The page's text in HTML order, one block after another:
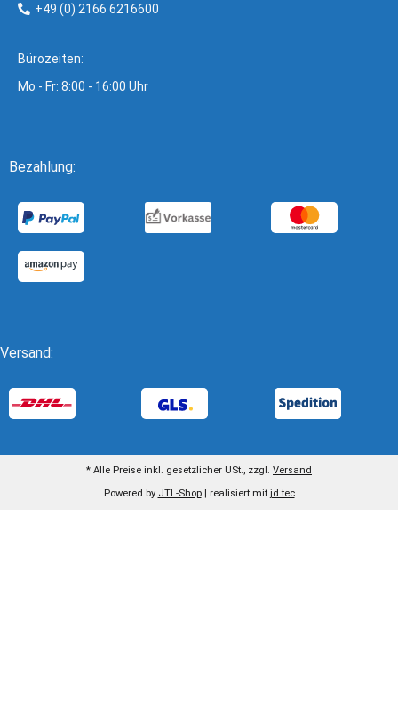
+49 (0) 2166 6216600
Bürozeiten:
Mo - Fr: 8:00 - 16:00 Uhr
Bezahlung:
Versand:
* Alle Preise inkl. gesetzlicher USt., zzgl. Versand
Powered by JTL-Shop | realisiert mit jd.tec